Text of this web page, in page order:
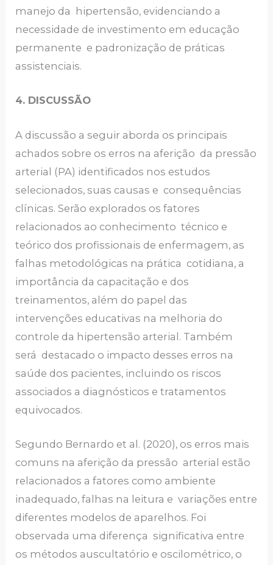
manejo da hipertensão, evidenciando a
necessidade de investimento em educação
permanente e padronização de práticas
assistenciais.
4. DISCUSSÃO
A discussão a seguir aborda os principais
achados sobre os erros na aferição da pressão
arterial (PA) identificados nos estudos
selecionados, suas causas e consequências
clínicas. Serão explorados os fatores
relacionados ao conhecimento técnico e
teórico dos profissionais de enfermagem, as
falhas metodológicas na prática cotidiana, a
importância da capacitação e dos
treinamentos, além do papel das
intervenções educativas na melhoria do
controle da hipertensão arterial. Também
será destacado o impacto desses erros na
saúde dos pacientes, incluindo os riscos
associados a diagnósticos e tratamentos
equivocados.
Segundo Bernardo et al. (2020), os erros mais
comuns na aferição da pressão arterial estão
relacionados a fatores como ambiente
inadequado, falhas na leitura e variações entre
diferentes modelos de aparelhos. Foi
observada uma diferença significativa entre
os métodos auscultatório e oscilométrico, o